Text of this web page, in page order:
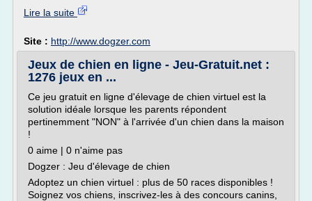
Lire la suite
Site : http://www.dogzer.com
Jeux de chien en ligne - Jeu-Gratuit.net :
1276 jeux en ...
Ce jeu gratuit en ligne d'élevage de chien virtuel est la
solution idéale lorsque les parents répondent
pertinemment "NON" à l'arrivée d'un chien dans la maison
!
0 aime | 0 n'aime pas
Dogzer : Jeu d'élevage de chien
Adoptez un chien virtuel : plus de 50 races disponibles !
Soignez vos chiens, inscrivez-les à des concours canins,